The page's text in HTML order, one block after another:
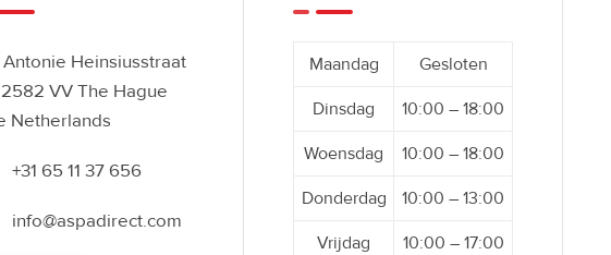
Antonie Heinsiusstraat
VV The Hague
Netherlands
+31 65 11 37 656
info@aspadirect.com
Maandag Gesloten
Dinsdag 10:00 – 18:00
Woensdag 10:00 – 18:00
Donderdag 10:00 – 13:00
Vrijdag 10:00 – 17:00